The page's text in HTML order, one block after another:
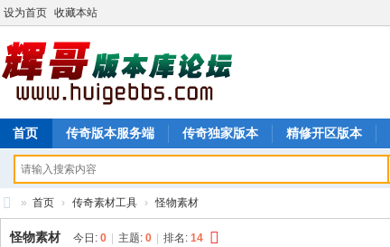
设为首页 收藏本站
首页 传奇版本服务端 传奇独家版本 精修开区版本
辉
» 首页 › 传奇素材工具 › 怪物素材
怪物素材 今日: 0 主题: 0 排名: 14